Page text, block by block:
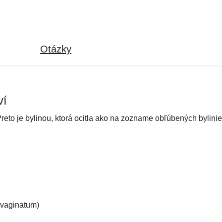
Otázky
je bylinou, ktorá ocitla ako na zozname obľúbených